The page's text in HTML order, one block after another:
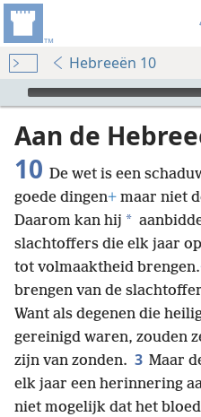
Hebreeën 10
Audio Player
Aan de
10 De wet is een
goede dingen+ maar niet
Daarom kan hij *
slachtoffers die elk jaar
tot volmaaktheid brengen.
brengen van de
Want als degenen die
gereinigd waren, zouden
zijn van zonden. 3 Maar
elk jaar een herinnering
niet mogelijk dat het